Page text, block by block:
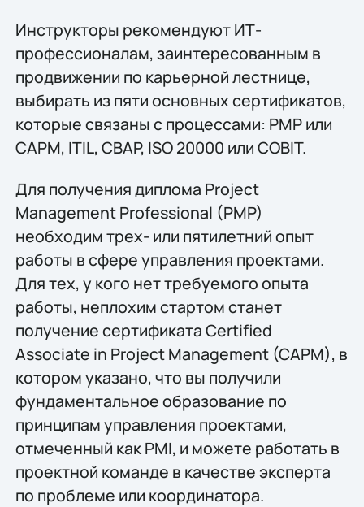
Инструкторы рекомендуют ИТ-
профессионалам, заинтересованным в
продвижении по карьерной лестнице,
выбирать из пяти основных сертификатов,
которые связаны с процессами: PMP или
CAPM, ITIL, CBAP, ISO 20000 или COBIT.
Для получения диплома Project
Management Professional (PMP)
необходим трех- или пятилетний опыт
работы в сфере управления проектами.
Для тех, у кого нет требуемого опыта
работы, неплохим стартом станет
получение сертификата Certified
Associate in Project Management (CAPM), в
котором указано, что вы получили
фундаментальное образование по
принципам управления проектами,
отмеченный как PMI, и можете работать в
проектной команде в качестве эксперта
по проблеме или координатора.